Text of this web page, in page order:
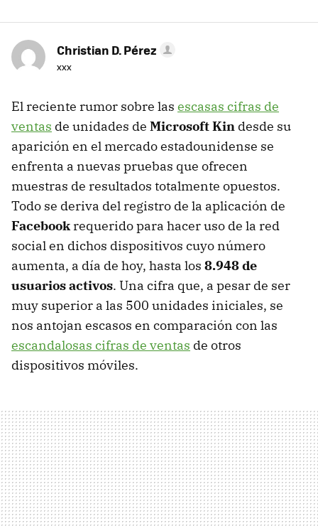
Christian D. Pérez
xxx
El reciente rumor sobre las escasas cifras de
ventas de unidades de Microsoft Kin desde su
aparición en el mercado estadounidense se
enfrenta a nuevas pruebas que ofrecen
muestras de resultados totalmente opuestos.
Todo se deriva del registro de la aplicación de
Facebookrequerido para hacer uso de la red
social en dichos dispositivos cuyo número
aumenta, a día de hoy, hasta los 8.948 de
usuarios activos. Una cifra que, a pesar de ser
muy superior a las 500 unidades iniciales, se
nos antojan escasos en comparación con las
escandalosas cifras de ventas de otros
dispositivos móviles.